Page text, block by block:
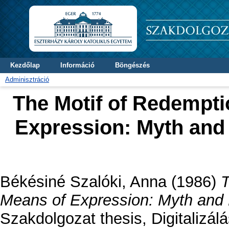
Kezdőlap Információ
Böngészés
Adminisztráció
The Motif of
Expression: Myth
Békésiné Szalóki, Anna(1986)
Means of Expression: Myth
Szakdolgozat thesis,